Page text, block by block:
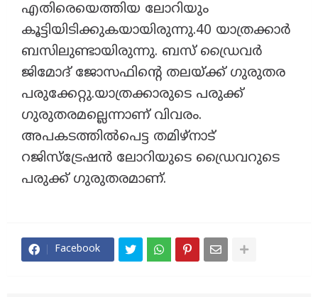
എതിരെയെത്തിയ ലോറിയും
കൂട്ടിയിടിക്കുകയായിരുന്നു.40 യാത്രക്കാർ
ബസിലുണ്ടായിരുന്നു. ബസ് ഡ്രൈവർ
ജിമോദ് ജോസഫിന്റെ തലയ്ക്ക് ഗുരുതര
പരുക്കേറ്റു.യാത്രക്കാരുടെ പരുക്ക്
ഗുരുതരമല്ലെന്നാണ് വിവരം.
അപകടത്തിൽപെട്ട തമിഴ്നാട്
റജിസ്ട്രേഷൻ ലോറിയുടെ ഡ്രൈവറുടെ
പരുക്ക് ഗുരുതരമാണ്.
Facebook